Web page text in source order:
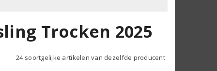
Trocken 2025
24 soortgelijke artikelen van dezelfde producent